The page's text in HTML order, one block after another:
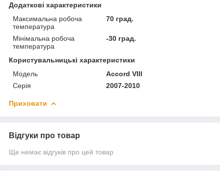
Додаткові характеристики
Максимальна робоча
температура
70 град.
Мінімальна робоча
температура
-30 град.
Користувальницькі характеристики
Мoдель
Accord VIII
Серія
2007-2010
Приховати
Відгуки про товар
Ще немає відгуків про цей товар